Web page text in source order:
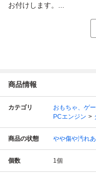
お付けします。...
商品情報
カテゴリ おもちゃ、ゲ
PCエンジン
商品の状態 やや傷や汚れあ
個数 1個